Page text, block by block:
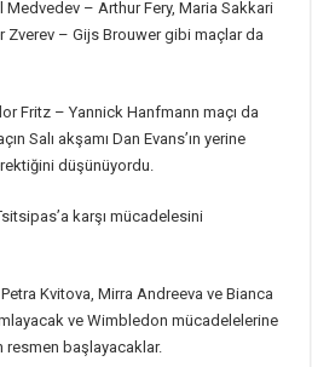
Medvedev – Arthur Fery, Maria Sakkari
Zverev – Gijs Brouwer gibi maçlar da
Fritz – Yannick Hanfmann maçı da
Salı akşamı Dan Evans’ın yerine
düşünüyordu.
karşı mücadelesini
Kvitova, Mirra Andreeva ve Bianca
ve Wimbledon mücadelelerine
resmen başlayacaklar.